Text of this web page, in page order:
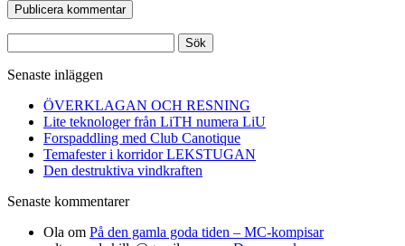
efter:
Senaste inläggen
ÖVERKLAGAN OCH RESNING
Lite teknologer från LiTH numera LiU
Forspaddling med Club Canotique
Temafester i korridor LEKSTUGAN
Den destruktiva vindkraften
Senaste kommentarer
Ola om På den gamla goda tiden – MC-kompisar